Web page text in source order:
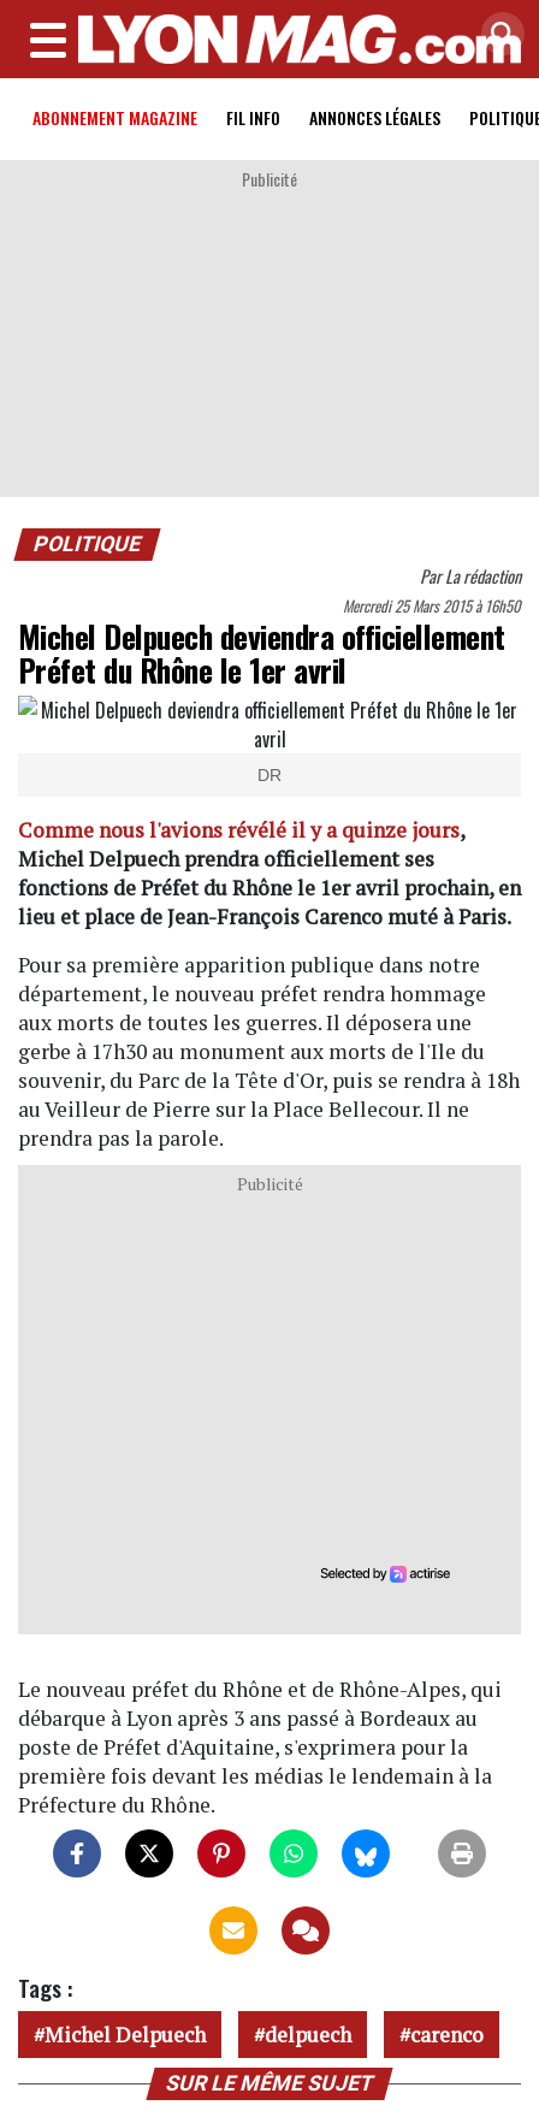
MENU
ABONNEMENT MAGAZINE FIL INFO ANNONCES LÉGALES
Publicité
POLITIQUE
ParLa rédaction
Mercredi 25 Mars 2015 à 16h50
Michel Delpuech deviendra officiellement
Préfet du Rhône le 1er avril
DR
Comme nous l'avions révélé il y a quinze jours,
Michel Delpuech prendra officiellement ses
fonctions de Préfet du Rhône le 1er avril prochain, en
lieu et place de Jean-François Carenco muté à Paris.
Pour sa première apparition publique dans notre
département, le nouveau préfet rendra hommage
aux morts de toutes les guerres. Il déposera une
gerbe à 17h30 au monument aux morts de l'Ile du
souvenir, du Parc de la Tête d'Or, puis se rendra à 18h
au Veilleur de Pierre sur la Place Bellecour. Il ne
prendra pas la parole.
Publicité
Le nouveau préfet du Rhône et de Rhône-Alpes, qui
débarque à Lyon après 3 ans passé à Bordeaux au
poste de Préfet d'Aquitaine, s'exprimera pour la
première fois devant les médias le lendemain à la
Préfecture du Rhône.
Tags :
Michel Delpuech delpuech carenco
SUR LE MÊME SUJET